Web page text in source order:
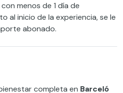
menos de 1 día de
al inicio de la experiencia, se le
abonado.
completa en Barceló